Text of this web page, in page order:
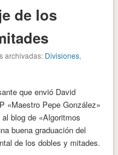
de los
archivadas: Divisiones,
que envió David
«Maestro Pepe González»
blog de «Algoritmos
buena graduación del
de los dobles y mitades.